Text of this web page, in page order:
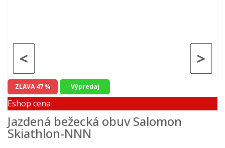
>
<
ZĽAVA 47 % Výpredaj
Eshop cena
Jazdená bežecká obuv Salomon
Skiathlon-NNN